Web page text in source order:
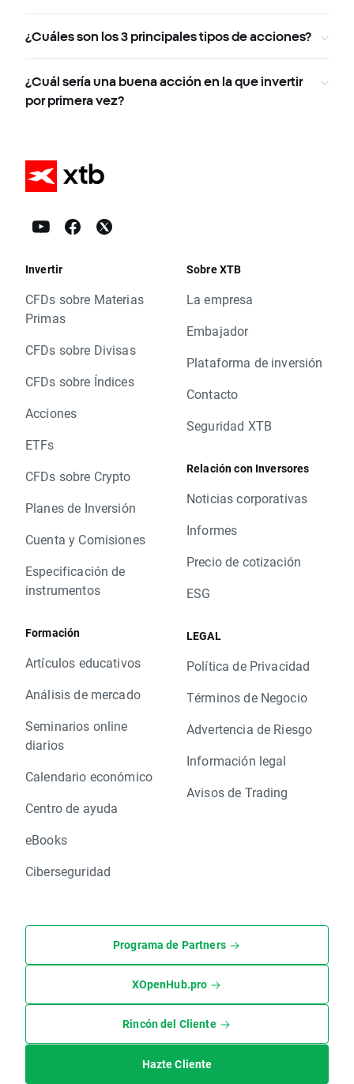
¿Cuáles son los 3 principales tipos de acciones?
¿Cuál sería una buena acción en la que invertir
por primera vez?
Invertir
CFDs sobre Materias
Primas
CFDs sobre Divisas
CFDs sobre Índices
Acciones
ETFs
CFDs sobre Crypto
Planes de Inversión
Cuenta y Comisiones
Especificación de
instrumentos
Formación
Artículos educativos
Análisis de mercado
Seminarios online
diarios
Calendario económico
Centro de ayuda
eBooks
Ciberseguridad
Sobre XTB
La empresa
Embajador
Plataforma de inversión
Contacto
Seguridad XTB
Relación con Inversores
Noticias corporativas
Informes
Precio de cotización
ESG
LEGAL
Política de Privacidad
Términos de Negocio
Advertencia de Riesgo
Información legal
Avisos de Trading
Programa de Partners
XOpenHub.pro
Rincón del Cliente
Hazte Cliente